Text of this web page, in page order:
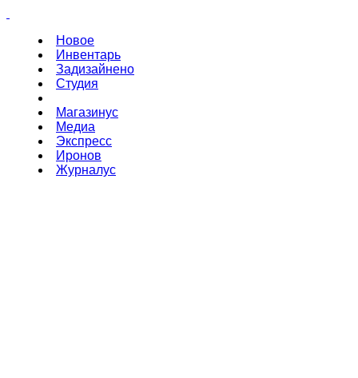
Новое
Инвентарь
Задизайнено
Студия
Магазинус
Медиа
Экспресс
Иронов
Журналус